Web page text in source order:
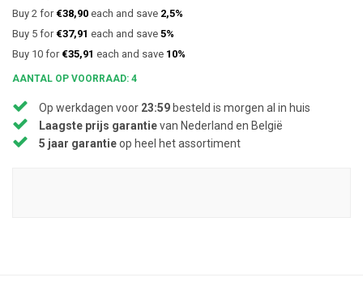
Buy 2 for €38,90 each and save 2,5%
Buy 5 for €37,91 each and save 5%
Buy 10 for €35,91 each and save 10%
AANTAL OP VOORRAAD: 4
Op werkdagen voor 23:59 besteld is morgen al in huis
Laagste prijs garantievan Nederland en België
5 jaar garantieop heel het assortiment